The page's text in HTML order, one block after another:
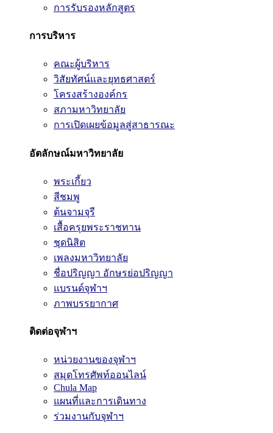
การรับรองหลักสูตร
การบริหาร
คณะผู้บริหาร
วิสัยทัศน์และยุทธศาสตร์
โครงสร้างองค์กร
สภามหาวิทยาลัย
การเปิดเผยข้อมูลสู่สาธารณะ
อัตลักษณ์มหาวิทยาลัย
พระเกี้ยว
สีชมพู
ต้นจามจุรี
เสื้อครุยพระราชทาน
ชุดนิสิต
เพลงมหาวิทยาลัย
ชื่อปริญญา อักษรย่อปริญญา
แบรนด์จุฬาฯ
ภาพบรรยากาศ
ติดต่อจุฬาฯ
หน่วยงานของจุฬาฯ
สมุดโทรศัพท์ออนไลน์
Chula Map
แผนที่และการเดินทาง
ร่วมงานกับจุฬาฯ